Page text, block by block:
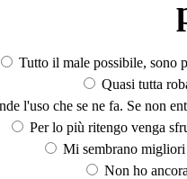
Tutto il male possibile, sono
Quasi tutta
l'uso che se ne fa. Se non
Per lo più ritengo venga
Mi sembrano
Non ho